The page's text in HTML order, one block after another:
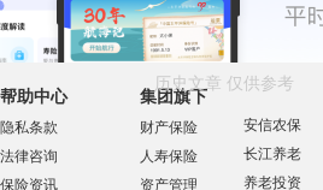
帮助中心
隐私条款
法律咨询
保险资讯
集团旗下
财产保险
人寿保险
资产管理
安信农保
长江养老
养老投资